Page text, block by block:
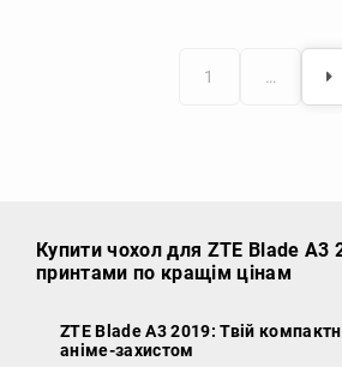
1 …
Купити чохол для ZTE Blade A3
принтами по кращім цінам
ZTE Blade A3 2019: Твій
аніме-захистом